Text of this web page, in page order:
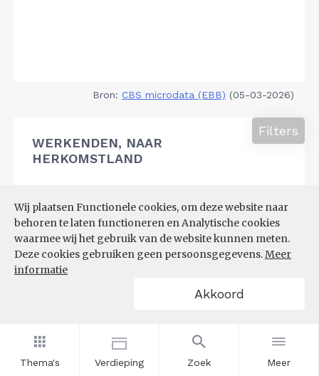
Thema's Verdieping Zoek Meer
Wij plaatsen Functionele cookies, om deze website naar
behoren te laten functioneren en Analytische cookies
waarmee wij het gebruik van de website kunnen meten.
Deze cookies gebruiken geen persoonsgegevens.Meer
informatie
Akkoord
Bron: CBS microdata (EBB) (05-03-2026)
WERKENDEN, NAAR
HERKOMSTLAND
Filters